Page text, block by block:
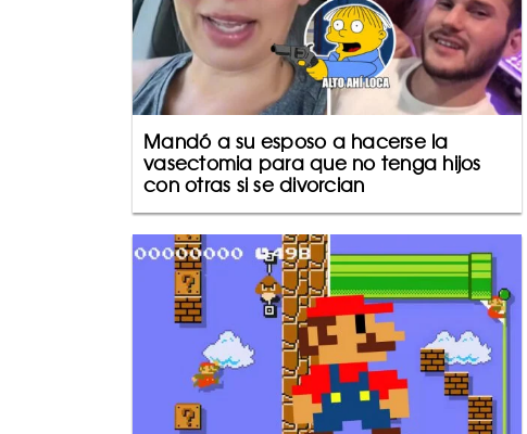
Mandó a su esposo a hacerse la
vasectomia para que no tenga hijos
con otras si se divorcian